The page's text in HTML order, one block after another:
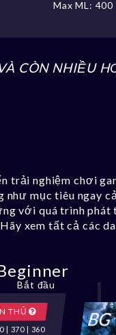
Max ML: 400
CÒN NHIỀU
trải nghiệm chơi
như mục tiêu ngay
với quá trình
xem tất cả các
Bắt đầu
THỦ
| 370 | 360